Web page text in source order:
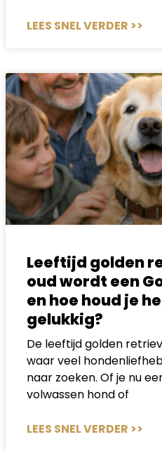
LEES SNEL VERDER >>
Leeftijd golden
oud wordt een
en hoe houd je
gelukkig?
De leeftijd golden
waar veel
naar zoeken. Of je nu
volwassen hond of
LEES SNEL VERDER >>